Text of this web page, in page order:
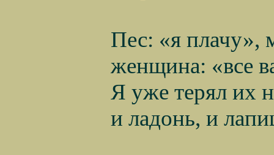
Пес: «я плачу»,
женщина: «все
Я уже терял их
и ладонь, и